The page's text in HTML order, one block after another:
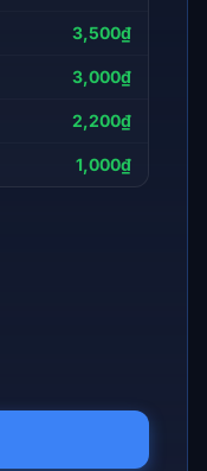
3,500₫
3,000₫
2,200₫
1,000₫